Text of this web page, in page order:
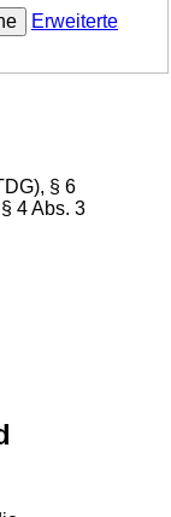
Erweiterte
§ 6
4 Abs. 3